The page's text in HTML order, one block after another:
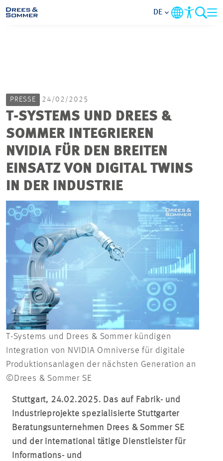
IM FOKUS
KARRIERE
PROJEKTE
DE
PRESSE 24/02/2025
T-SYSTEMS UND DREES &
SOMMER INTEGRIEREN
NVIDIA FÜR DEN BREITEN
EINSATZ VON DIGITAL TWINS
IN DER INDUSTRIE
T-Systems und Drees & Sommer kündigen
Integration von NVIDIA Omniverse für digitale
Produktionsanlagen der nächsten Generation an
©Drees & Sommer SE
Stuttgart, 24.02.2025. Das auf Fabrik- und
Industrieprojekte spezialisierte Stuttgarter
Beratungsunternehmen Drees & Sommer SE
und der international tätige Dienstleister für
Informations- und